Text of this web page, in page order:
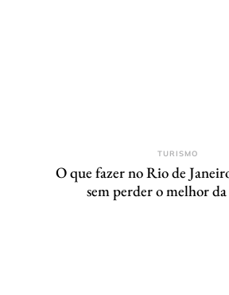
TURISMO
O que fazer no Rio de
sem perder o melhor